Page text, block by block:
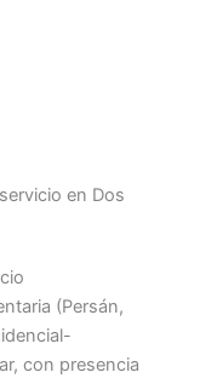
en Dos
(Persán,
con presencia